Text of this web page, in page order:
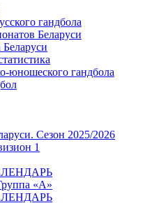
гандбола
Беларуси
юношеского гандбола
Сезон 2025/2026
1
«А»